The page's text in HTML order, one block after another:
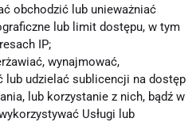
obchodzić lub unieważniać
lub limit dostępu, w tym
IP;
wynajmować,
lub udzielać sublicencji na dostęp
lub korzystanie z nich, bądź w
Usługi lub